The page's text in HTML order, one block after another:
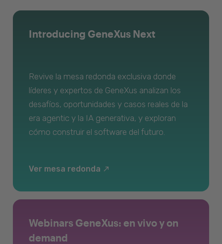
Introducing GeneXus Next
Revive la mesa redonda exclusiva donde
líderes y expertos de GeneXus analizan los
desafíos, oportunidades y casos reales de la
era agentic y la IA generativa, y exploran
cómo construir el software del futuro.
Ver mesa redonda
Webinars GeneXus: en vivo y on
demand